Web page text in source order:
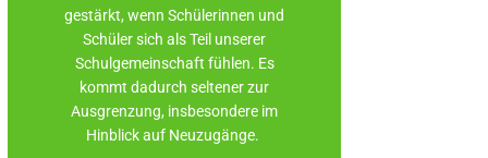
gestärkt, wenn Schülerinnen und
Schüler sich als Teil unserer
Schulgemeinschaft fühlen. Es
kommt dadurch seltener zur
Ausgrenzung, insbesondere im
Hinblick auf Neuzugänge.